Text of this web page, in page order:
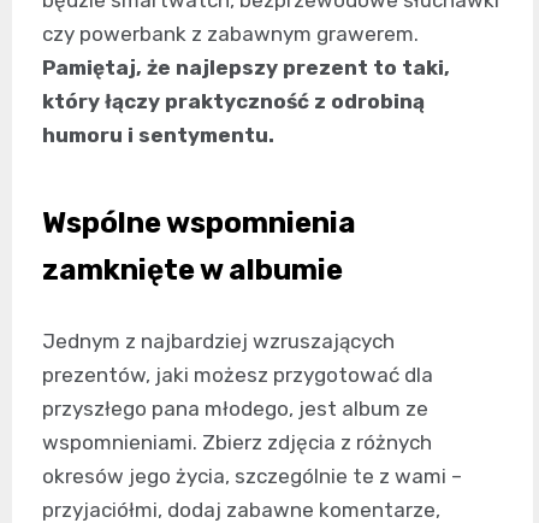
czy powerbank z zabawnym grawerem.
Pamiętaj, że najlepszy prezent to taki,
który łączy praktyczność z odrobiną
humoru i sentymentu.
Wspólne wspomnienia
zamknięte w albumie
Jednym z najbardziej wzruszających
prezentów, jaki możesz przygotować dla
przyszłego pana młodego, jest album ze
wspomnieniami. Zbierz zdjęcia z różnych
okresów jego życia, szczególnie te z wami –
przyjaciółmi, dodaj zabawne komentarze,